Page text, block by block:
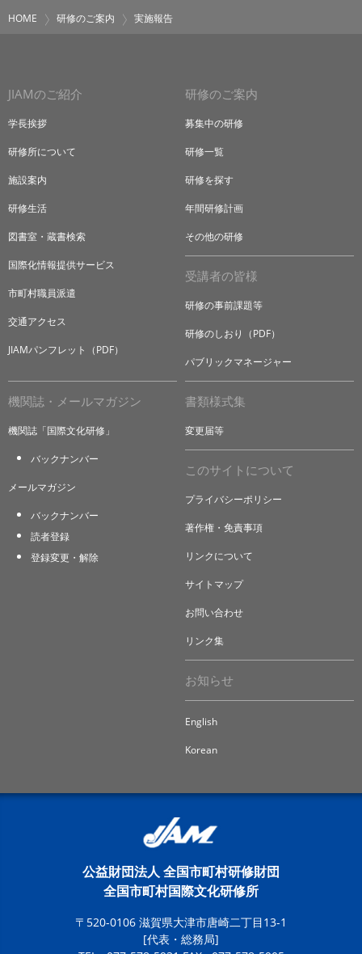
HOME 研修のご案内 実施報告
JIAMのご紹介
学長挨拶
研修所について
施設案内
研修生活
図書室・蔵書検索
国際化情報提供サービス
市町村職員派遣
交通アクセス
JIAMパンフレット（PDF）
研修のご案内
募集中の研修
研修一覧
研修を探す
年間研修計画
その他の研修
受講者の皆様
研修の事前課題等
研修のしおり（PDF）
パブリックマネージャー
機関誌・メールマガジン
機関誌「国際文化研修」
バックナンバー
メールマガジン
バックナンバー
読者登録
登録変更・解除
書類様式集
変更届等
このサイトについて
プライバシーポリシー
著作権・免責事項
リンクについて
サイトマップ
お問い合わせ
リンク集
お知らせ
English
Korean
公益財団法人 全国市町村研修財団
全国市町村国際文化研修所
〒520-0106 滋賀県大津市唐崎二丁目13-1
[代表・総務局]